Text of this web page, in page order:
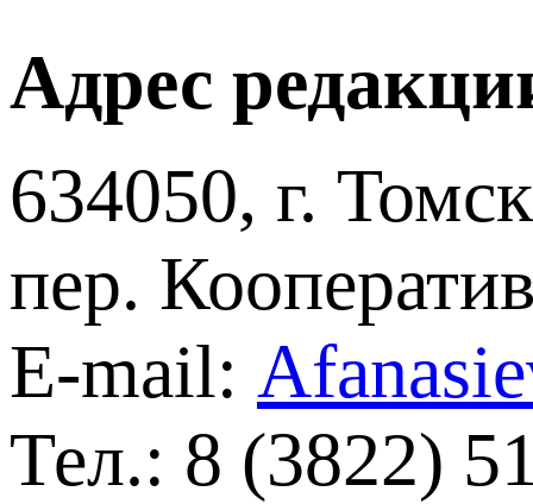
Адрес
634050, г.
пер.
E-mail:
Тел.: 8 (3822)